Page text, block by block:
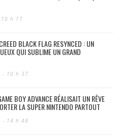
h 17
BLACK FLAG RESYNCED : UN
QUI SUBLIME UN GRAND
- 10 h 37
BOY ADVANCE RÉALISAIT UN RÊVE
LA SUPER NINTENDO PARTOUT
- 14 h 48